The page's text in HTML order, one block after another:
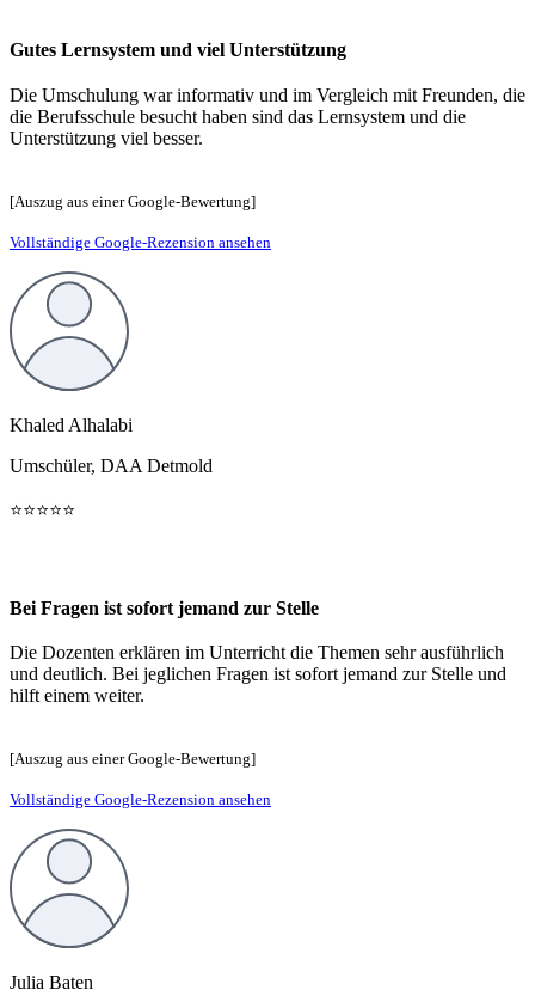
Gutes Lernsystem und viel Unterstützung
Die Umschulung war informativ und im Vergleich mit Freunden, die
die Berufsschule besucht haben sind das Lernsystem und die
Unterstützung viel besser.
[Auszug aus einer Google-Bewertung]
Vollständige Google-Rezension ansehen
Khaled Alhalabi
Umschüler, DAA Detmold
⭐️⭐️⭐️⭐️⭐️
Bei Fragen ist sofort jemand zur Stelle
Die Dozenten erklären im Unterricht die Themen sehr ausführlich
und deutlich. Bei jeglichen Fragen ist sofort jemand zur Stelle und
hilft einem weiter.
[Auszug aus einer Google-Bewertung]
Vollständige Google-Rezension ansehen
Julia Baten